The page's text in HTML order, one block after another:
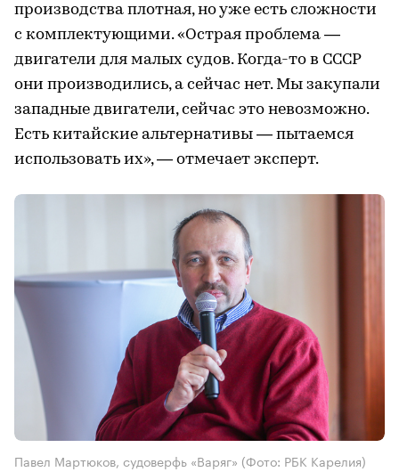
производства плотная, но уже есть сложности
с комплектующими. «Острая проблема —
двигатели для малых судов. Когда-то в СССР
они производились, а сейчас нет. Мы закупали
западные двигатели, сейчас это невозможно.
Есть китайские альтернативы — пытаемся
использовать их», — отмечает эксперт.
Павел Мартюков, судоверфь «Варяг» (Фото: РБК Карелия)